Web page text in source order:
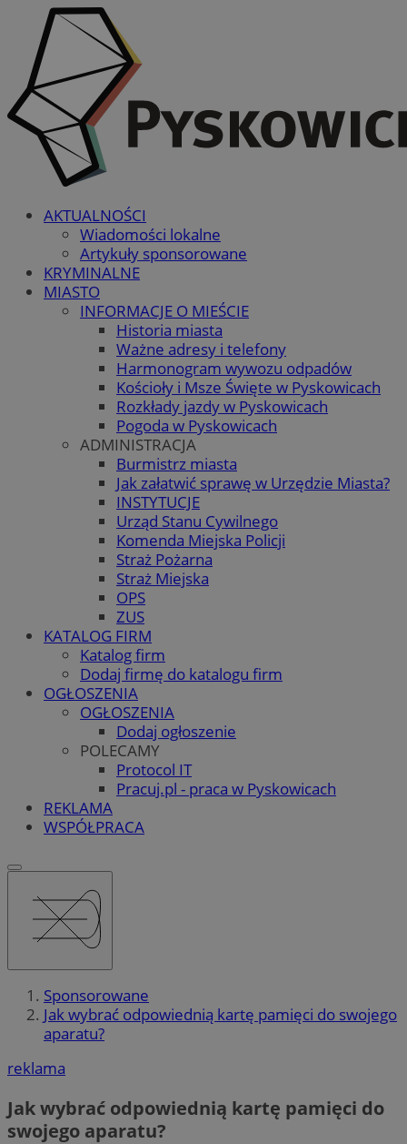
AKTUALNOŚCI
Wiadomości lokalne
Artykuły sponsorowane
KRYMINALNE
MIASTO
INFORMACJE O MIEŚCIE
Historia miasta
Ważne adresy i telefony
Harmonogram wywozu odpadów
Kościoły i Msze Święte w Pyskowicach
Rozkłady jazdy w Pyskowicach
Pogoda w Pyskowicach
ADMINISTRACJA
Burmistrz miasta
Jak załatwić sprawę w Urzędzie Miasta?
INSTYTUCJE
Urząd Stanu Cywilnego
Komenda Miejska Policji
Straż Pożarna
Straż Miejska
OPS
ZUS
KATALOG FIRM
Katalog firm
Dodaj firmę do katalogu firm
OGŁOSZENIA
OGŁOSZENIA
Dodaj ogłoszenie
POLECAMY
Protocol IT
Pracuj.pl - praca w Pyskowicach
REKLAMA
WSPÓŁPRACA
Sponsorowane
Jak wybrać odpowiednią kartę pamięci do swojego
aparatu?
reklama
Jak wybrać odpowiednią kartę pamięci do
swojego aparatu?